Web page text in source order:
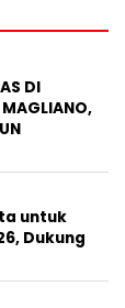
DI
MAGLIANO,
untuk
Dukung